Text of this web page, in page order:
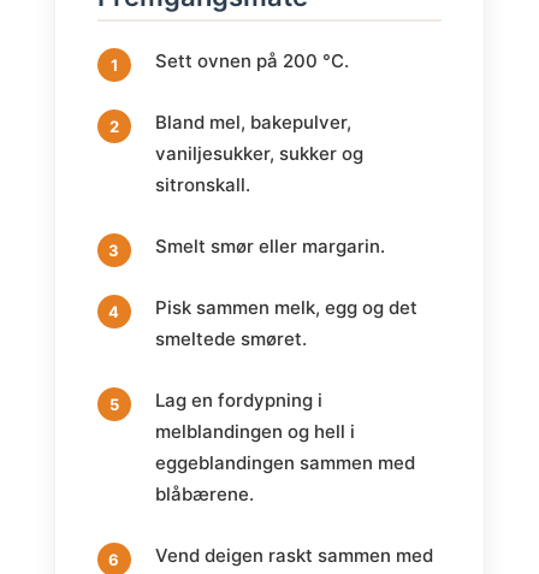
Sett ovnen på 200 °C.
Bland mel, bakepulver,
vaniljesukker, sukker og
sitronskall.
Smelt smør eller margarin.
Pisk sammen melk, egg og det
smeltede smøret.
Lag en fordypning i
melblandingen og hell i
eggeblandingen sammen med
blåbærene.
Vend deigen raskt sammen med